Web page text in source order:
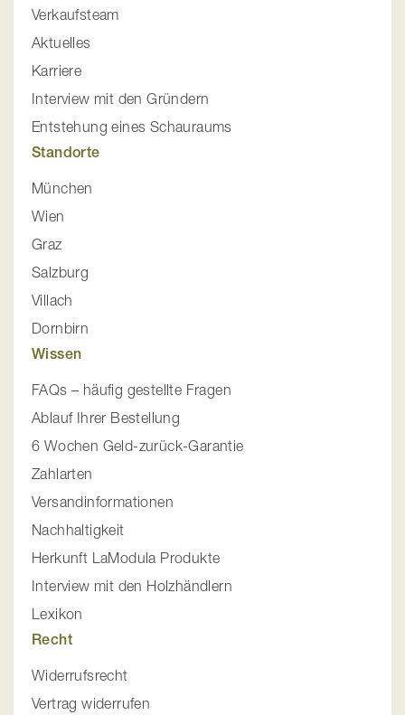
Verkaufsteam
Aktuelles
Karriere
Interview mit den Gründern
Entstehung eines Schauraums
Standorte
München
Wien
Graz
Salzburg
Villach
Dornbirn
Wissen
FAQs – häufig gestellte Fragen
Ablauf Ihrer Bestellung
6 Wochen Geld-zurück-Garantie
Zahlarten
Versandinformationen
Nachhaltigkeit
Herkunft LaModula Produkte
Interview mit den Holzhändlern
Lexikon
Recht
Widerrufsrecht
Vertrag widerrufen